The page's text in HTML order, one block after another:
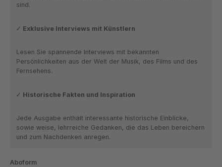
sind.
Exklusive Interviews mit Künstlern
Lesen Sie spannende Interviews mit bekannten
Persönlichkeiten aus der Welt der Musik, des Films und des
Fernsehens.
Historische Fakten und Inspiration
Jede Ausgabe enthält interessante historische Einblicke,
sowie weise, lehrreiche Gedanken, die das Leben bereichern
und zum Nachdenken anregen.
Aboform